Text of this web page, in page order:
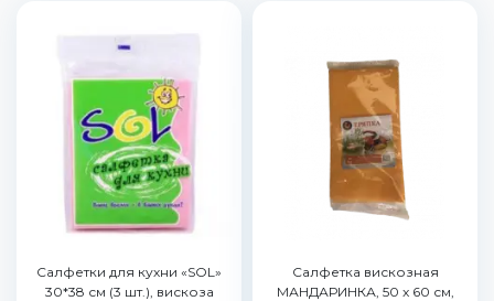
Салфетки для кухни «SOL»
30*38 см (3 шт.), вискоза
Салфетка вискозная
МАНДАРИНКА, 50 x 60 см,